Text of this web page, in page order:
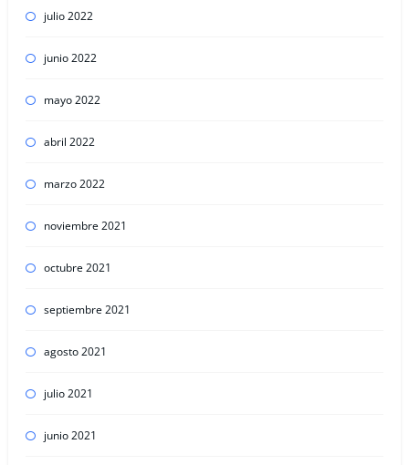
julio 2022
junio 2022
mayo 2022
abril 2022
marzo 2022
noviembre 2021
octubre 2021
septiembre 2021
agosto 2021
julio 2021
junio 2021